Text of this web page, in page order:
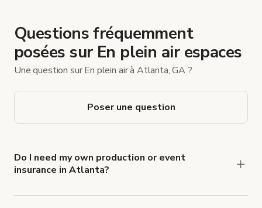
Questions fréquemment
posées sur En plein air espaces
Une question sur En plein air à Atlanta, GA ?
Poser une question
Do I need my own production or event
insurance in Atlanta?